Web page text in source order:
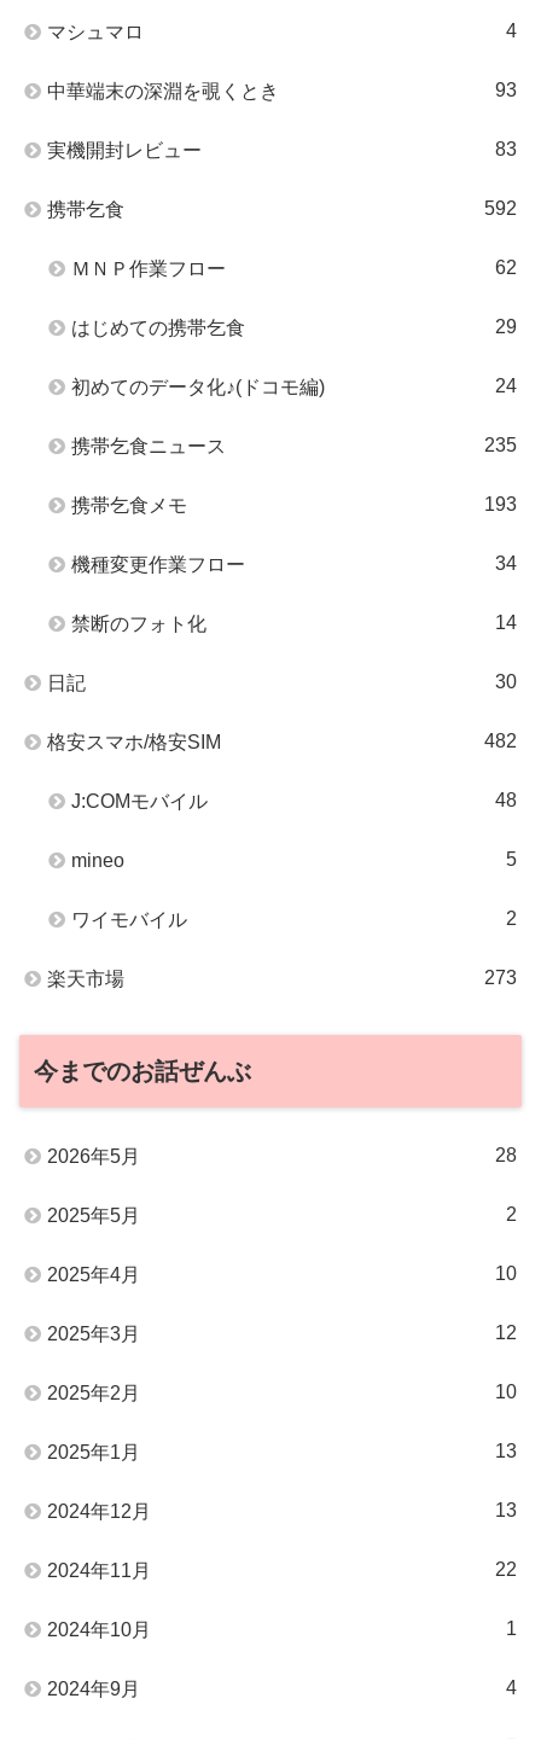
マシュマロ 4
中華端末の深淵を覗くとき 93
実機開封レビュー 83
携帯乞食 592
ＭＮＰ作業フロー 62
はじめての携帯乞食 29
初めてのデータ化♪(ドコモ編) 24
携帯乞食ニュース 235
携帯乞食メモ 193
機種変更作業フロー 34
禁断のフォト化 14
日記 30
格安スマホ/格安SIM 482
J:COMモバイル 48
mineo 5
ワイモバイル 2
楽天市場 273
今までのお話ぜんぶ
2026年5月 28
2025年5月 2
2025年4月 10
2025年3月 12
2025年2月 10
2025年1月 13
2024年12月 13
2024年11月 22
2024年10月 1
2024年9月 4